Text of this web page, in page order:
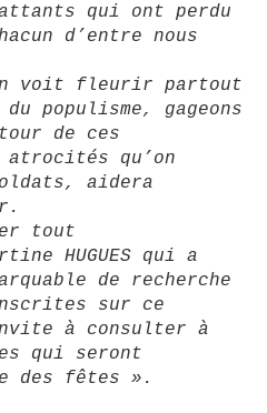
qui ont perdu
d’entre nous
voit fleurir partout
populisme, gageons
de ces
atrocités qu’on
aidera
tout
HUGUES qui a
de recherche
sur ce
à consulter à
qui seront
des fêtes ».